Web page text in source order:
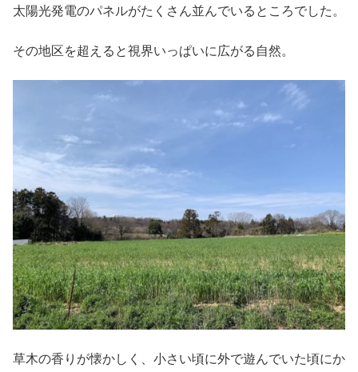
太陽光発電のパネルがたくさん並んでいるところでした。
その地区を超えると視界いっぱいに広がる自然。
草木の香りが懐かしく、小さい頃に外で遊んでいた頃にか